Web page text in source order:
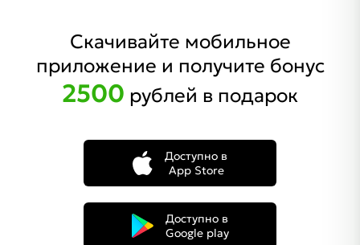
Скачивайте мобильное
приложение и получите бонус
2500 рублей в подарок
Доступно в
App Store
Доступно в
Google play